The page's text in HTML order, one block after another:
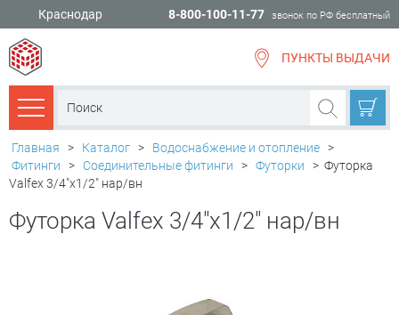
Краснодар 8-800-100-11-77 звонок по РФ бесплатный
ПУНКТЫ ВЫДАЧИ
Каталог товаров
Главная > Каталог > Водоснабжение и отопление >
Фитинги
> Соединительные фитинги > Футорки > Футорка
Valfex 3/4"х1/2" нар/вн
Футорка Valfex 3/4"х1/2" нар/вн